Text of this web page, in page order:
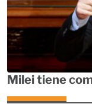
Milei tiene